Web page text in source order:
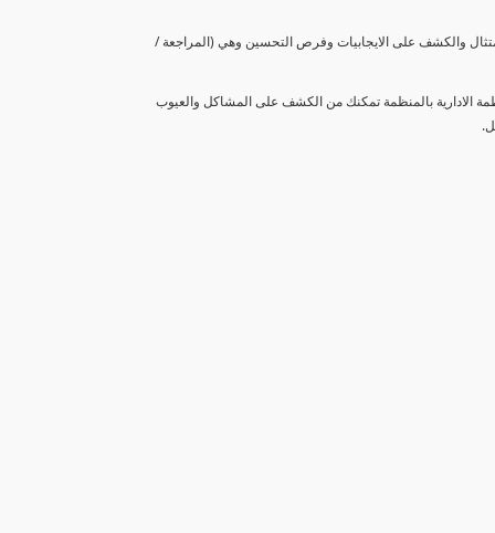
والكشف على الايجابيات وفرص التحسين وهي (المراجعة /
الادارية بالمنظمة تمكنك من الكشف على المشاكل والعيوب